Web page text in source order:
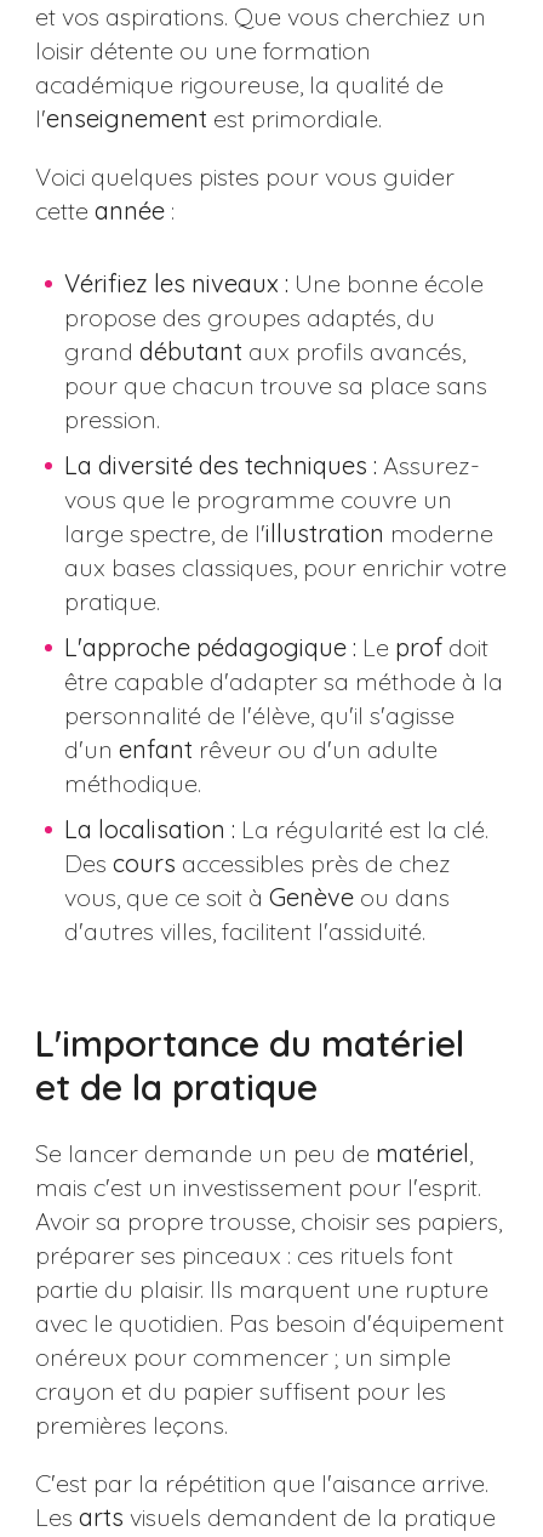
et vos aspirations. Que vous cherchiez un
loisir détente ou une formation
académique rigoureuse, la qualité de
l'enseignement est primordiale.
Voici quelques pistes pour vous guider
cette année:
Vérifiez les niveaux : Une bonne école
propose des groupes adaptés, du
grand débutant aux profils avancés,
pour que chacun trouve sa place sans
pression.
La diversité des techniques : Assurez-
vous que le programme couvre un
large spectre, de l'illustration moderne
aux bases classiques, pour enrichir votre
pratique.
L'approche pédagogique : Le profdoit
être capable d'adapter sa méthode à la
personnalité de l'élève, qu'il s'agisse
d'un enfant rêveur ou d'un adulte
méthodique.
La localisation : La régularité est la clé.
Des cours accessibles près de chez
vous, que ce soit à Genèveou dans
d'autres villes, facilitent l'assiduité.
L'importance du matériel
et de la pratique
Se lancer demande un peu de matériel
mais c'est un investissement pour l'esprit.
Avoir sa propre trousse, choisir ses papiers,
préparer ses pinceaux : ces rituels font
partie du plaisir. Ils marquent une rupture
avec le quotidien. Pas besoin d'équipement
onéreux pour commencer ; un simple
crayon et du papier suffisent pour les
premières leçons.
C'est par la répétition que l'aisance arrive.
Les arts visuels demandent de la pratique